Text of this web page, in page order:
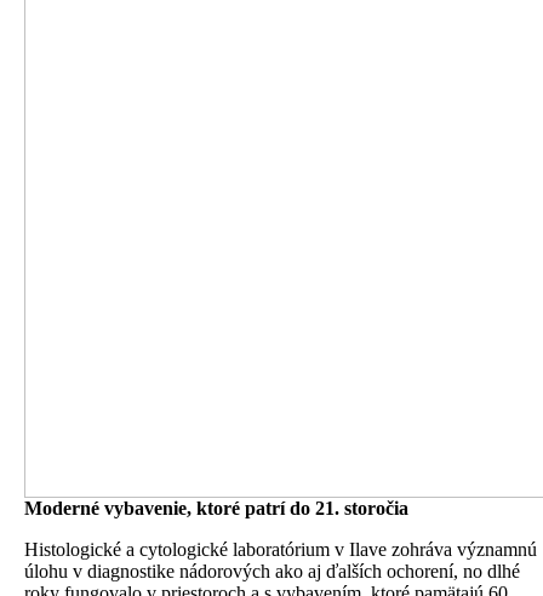
Moderné vybavenie, ktoré patrí do 21. storočia
Histologické a cytologické laboratórium v Ilave zohráva významnú
úlohu v diagnostike nádorových ako aj ďalších ochorení, no dlhé